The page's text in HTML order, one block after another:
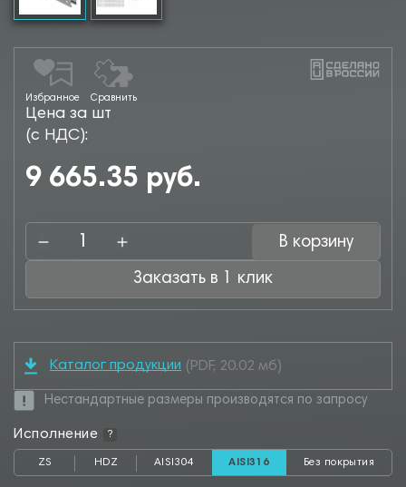
Избранное Сравнить
Цена за шт
(с НДС):
9 665.35 руб.
В корзину
Заказать в 1 клик
Каталог продукции (PDF, 20.02 мб)
Нестандартные размеры производятся по запросу
Исполнение ?
ZS HDZ AISI304 AISI316 Без покрытия